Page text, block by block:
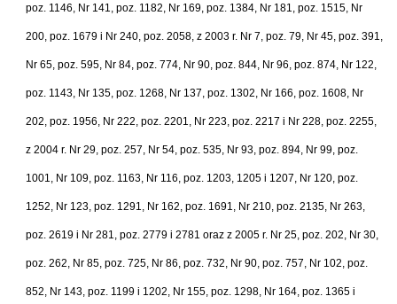
poz. 1146, Nr 141, poz. 1182, Nr 169, poz. 1384, Nr 181, poz. 1515, Nr
200, poz. 1679 i Nr 240, poz. 2058, z 2003 r. Nr 7, poz. 79, Nr 45, poz. 391,
Nr 65, poz. 595, Nr 84, poz. 774, Nr 90, poz. 844, Nr 96, poz. 874, Nr 122,
poz. 1143, Nr 135, poz. 1268, Nr 137, poz. 1302, Nr 166, poz. 1608, Nr
202, poz. 1956, Nr 222, poz. 2201, Nr 223, poz. 2217 i Nr 228, poz. 2255,
z 2004 r. Nr 29, poz. 257, Nr 54, poz. 535, Nr 93, poz. 894, Nr 99, poz.
1001, Nr 109, poz. 1163, Nr 116, poz. 1203, 1205 i 1207, Nr 120, poz.
1252, Nr 123, poz. 1291, Nr 162, poz. 1691, Nr 210, poz. 2135, Nr 263,
poz. 2619 i Nr 281, poz. 2779 i 2781 oraz z 2005 r. Nr 25, poz. 202, Nr 30,
poz. 262, Nr 85, poz. 725, Nr 86, poz. 732, Nr 90, poz. 757, Nr 102, poz.
852, Nr 143, poz. 1199 i 1202, Nr 155, poz. 1298, Nr 164, poz. 1365 i